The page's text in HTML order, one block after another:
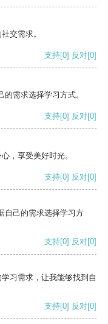
交需求。
支持[0] 反对[0]
需求选择学习方式。
支持[0] 反对[0]
，享受美好时光。
支持[0] 反对[0]
自己的需求选择学习方
支持[0] 反对[0]
习需求，让我能够找到自
支持[0] 反对[0]